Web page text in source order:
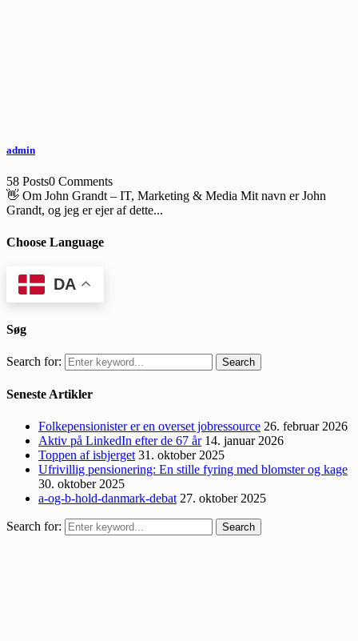
admin
58 Posts0 Comments
👋 Om John Grandt – IT, Marketing & Media Mit navn er John
Grandt, og jeg er ejer af dette...
Choose Language
DA
Søg
Search for: Search
Seneste Artikler
Folkepensionister er en overset jobressource 26. februar 2026
Aktiv på LinkedIn efter de 67 år 14. januar 2026
Toppen af isbjerget 31. oktober 2025
Ufrivillig pensionering: En stille fyring med blomster og kage
30. oktober 2025
a-og-b-hold-danmark-debat 27. oktober 2025
Search for: Search